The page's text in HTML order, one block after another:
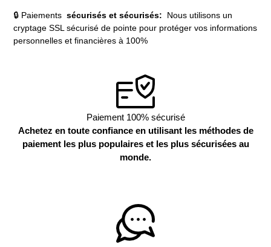
🔒 Paiements sécurisés et sécurisés: Nous utilisons un
cryptage SSL sécurisé de pointe pour protéger vos informations
personnelles et financières à 100%
Paiement 100% sécurisé
Achetez en toute confiance en utilisant les méthodes de
paiement les plus populaires et les plus sécurisées au
monde.